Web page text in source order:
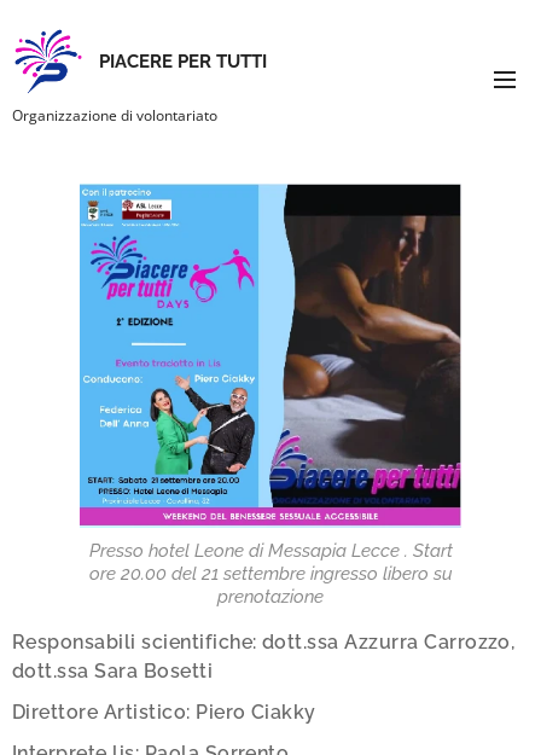
PIACERE PER TUTTI
Organizzazione di volontariato
Presso hotel Leone di Messapia Lecce . Start
ore 20.00 del 21 settembre ingresso libero su
prenotazione
Responsabili scientifiche: dott.ssa Azzurra Carrozzo,
dott.ssa Sara Bosetti
Direttore Artistico: Piero Ciakky